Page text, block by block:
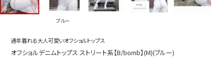
ス
アップ
ボトムス
ブルー
通年着れる大人可愛いオフショルトップス
オフショルデニムトップス ストリート系【B/bomb】(M)(ブルー)